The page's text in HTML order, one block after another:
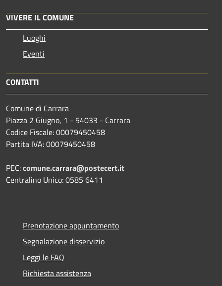
VIVERE IL COMUNE
Luoghi
Eventi
CONTATTI
Comune di Carrara
Piazza 2 Giugno, 1 - 54033 - Carrara
Codice Fiscale: 00079450458
Partita IVA: 00079450458
PEC:comune.carrara@postecert.it
Centralino Unico: 0585 6411
Prenotazione appuntamento
Segnalazione disservizio
Leggi le FAQ
Richiesta assistenza